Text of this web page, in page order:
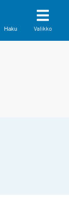
Haku Valikko